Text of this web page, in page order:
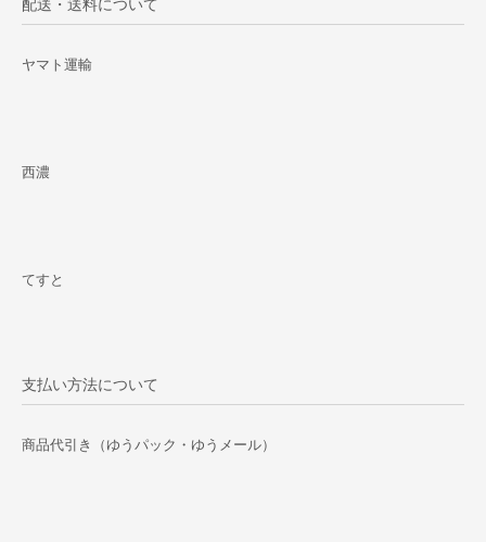
配送・送料について
ヤマト運輸
西濃
てすと
支払い方法について
商品代引き（ゆうパック・ゆうメール）